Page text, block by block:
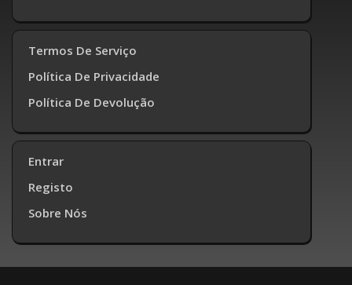
Termos De Serviço
Política De Privacidade
Política De Devolução
Entrar
Registo
Sobre Nós